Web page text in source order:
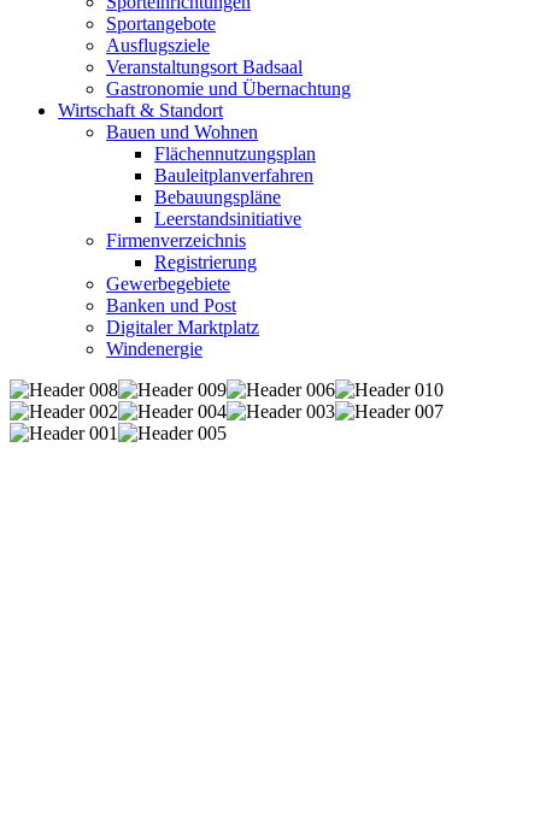
Sportangebote
Ausflugsziele
Veranstaltungsort Badsaal
Gastronomie und Übernachtung
Wirtschaft & Standort
Bauen und Wohnen
Flächennutzungsplan
Bauleitplanverfahren
Bebauungspläne
Leerstandsinitiative
Firmenverzeichnis
Registrierung
Gewerbegebiete
Banken und Post
Digitaler Marktplatz
Windenergie